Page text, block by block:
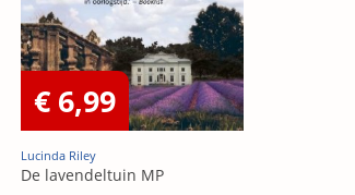
€ 6,99
Lucinda Riley
De lavendeltuin MP